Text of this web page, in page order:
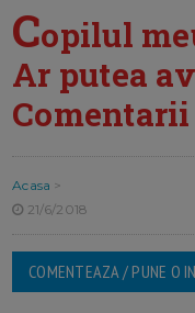
Copilul
Ar putea
Acasa >
21/6/2018
COMENTEAZA / PUNE O